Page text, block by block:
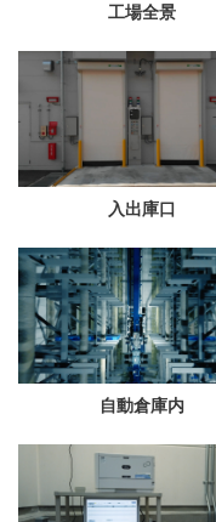
工場全景
入出庫口
自動倉庫内